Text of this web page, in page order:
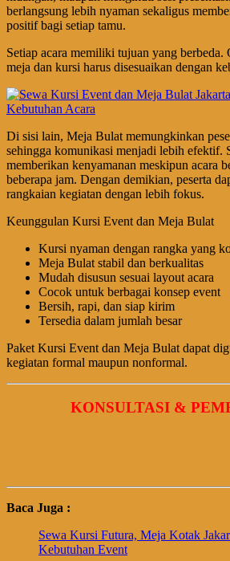
berlangsung lebih nyaman sekaligus
positif bagi setiap tamu.
Setiap acara memiliki tujuan yang berbeda.
meja dan kursi harus disesuaikan dengan
Di sisi lain, Meja Bulat memungkinkan
sehingga komunikasi menjadi lebih efektif.
memberikan kenyamanan meskipun acara
beberapa jam. Dengan demikian, peserta
rangkaian kegiatan dengan lebih fokus.
Keunggulan Kursi Event dan Meja Bulat
Kursi nyaman dengan rangka yang
Meja Bulat stabil dan berkualitas
Mudah disusun sesuai layout acara
Cocok untuk berbagai konsep event
Bersih, rapi, dan siap kirim
Tersedia dalam jumlah besar
Paket Kursi Event dan Meja Bulat dapat
kegiatan formal maupun nonformal.
KONSULTASI &
Baca Juga :
Sewa Kursi Futura, Meja Kotak
Kebutuhan Event